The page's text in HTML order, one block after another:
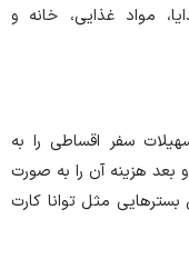
و هدایا، مواد غذایی، خانه و
سفر اقساطی را به
بعد هزینه آن را به صورت
مثل توانا کارت